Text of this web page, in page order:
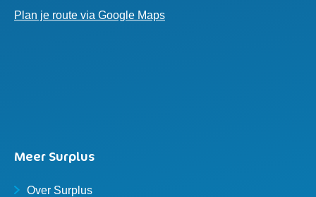
Plan je route via Google Maps
Meer Surplus
Over Surplus